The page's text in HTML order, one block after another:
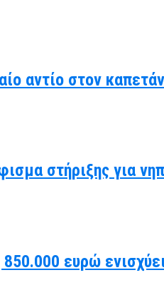
αντίο στον
στήριξης για
ευρώ